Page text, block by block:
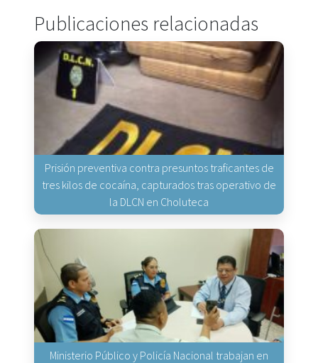
Publicaciones relacionadas
Prisión preventiva contra presuntos traficantes de
tres kilos de cocaína, capturados tras operativo de
la DLCN en Choluteca
Ministerio Público y Policía Nacional trabajan en